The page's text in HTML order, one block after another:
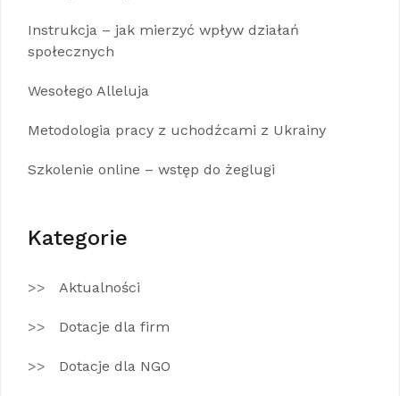
Instrukcja – jak mierzyć wpływ działań
społecznych
Wesołego Alleluja
Metodologia pracy z uchodźcami z Ukrainy
Szkolenie online – wstęp do żeglugi
Kategorie
Aktualności
Dotacje dla firm
Dotacje dla NGO